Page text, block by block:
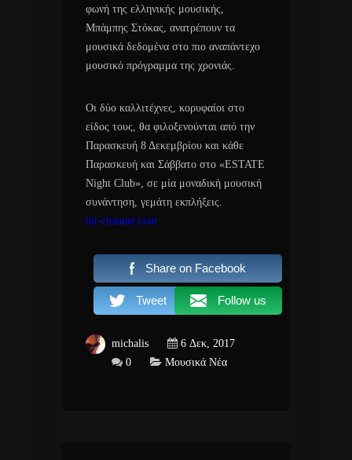
φωνή της ελληνικής μουσικής,
Μπάμπης Στόκας, ανατρέπουν τα
μουσικά δεδομένα στο πιο αναπάντεχο
μουσικό πρόγραμμα της χρονιάς.
Οι δύο καλλιτέχνες, κορυφαίοι στο
είδος τους, θα φιλοξενούνται από την
Παρασκευή 8 Δεκεμβρίου και κάθε
Παρασκευή και Σάββατο στο «ESTATE
Night Club», σε μία μοναδική μουσική
συνάντηση, γεμάτη εκπλήξεις.
hit-channel.com
Share on Facebook
Tweet Follow us
michalis
6 Δεκ, 2017
0
Μουσικά Νέα